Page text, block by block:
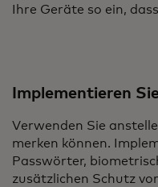
Ihre Geräte so ein,
Implementieren
Verwenden Sie
merken können.
Passwörter,
zusätzlichen Schutz